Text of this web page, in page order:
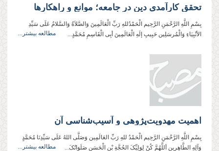
تحقق کارآمدی دین در جامعه؛ موانع و راهکارها
بِسْمِ اللَّهِ الرَّحْمَنِ الرَّحِیم الْحَمْدُللهِ رَبِّ الْعَالَمِینَ وَالصَّلاَةُ وَالسَّلامُ عَلَی سَیِّدِ
الأنْبِیَاءِ وَالْمُرسَلِین حَبِیبِ إلَهِ الْعَالَمِینَ أبِی الْقَاسِمِ مُحَمَّدٍ...
مطالعه بیشتر...
اهمیت مهدویت‌پژوهی و آسیب‌‌‌‌‌‌‌‌‌‌‌‌‌‌‌‌‌‌‌‌‌‌‌‌‌‌‌‌‌‌‌‌شناسی آن
بِسْمِ اللَّهِ الرَّحْمَنِ الرَّحِیم الْحَمْدُ للهِ رَبِّ العَالَمِین وَصَلَّی اللهُ عَلَی سَیِّدِنَا مُحَمَّدٍ
وَآلِهِ الطَّاهِرِین أللَّهُمَّ کُنْ لِوَلِیِّکَ الحُجَّةِ بْنِ الْحَسَن صَلَوَاتُکَ...
مطالعه بیشتر...